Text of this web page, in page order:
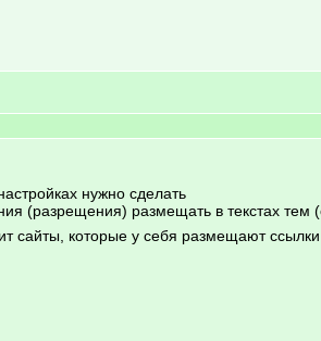
нужно сделать
(разрещения) размещать в текстах тем
сайты, которые у себя размещают